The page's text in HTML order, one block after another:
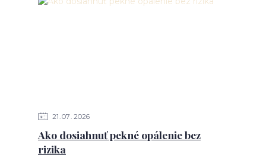
21 07 2026
Ako dosiahnuť pekné opálenie bez
rizika